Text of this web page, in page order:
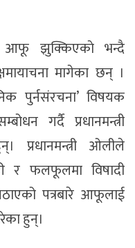
आफू झुक्किएकाे भन्दै
मागेका छन् ।
पुर्नसंरचना’ विषयक
गर्दै प्रधानमन्त्री
प्रधानमन्त्री ओलीले
र फलफूलमा विषादी
पत्रबारे आफूलाई
हुन्।